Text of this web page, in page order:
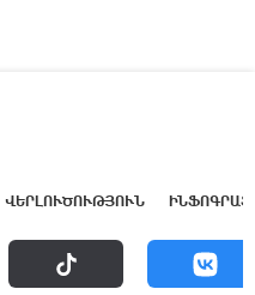
ՎԵՐԼՈՒԾՈՒԹՅՈՒՆ